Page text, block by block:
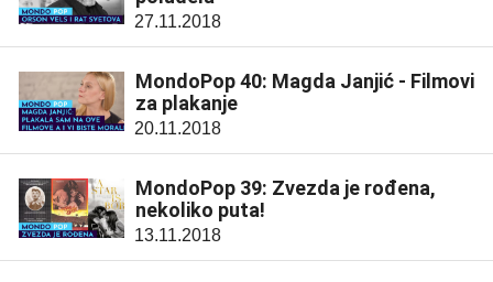
27.11.2018
MondoPop 40: Magda Janjić - Filmovi
za plakanje
20.11.2018
MondoPop 39: Zvezda je rođena,
nekoliko puta!
13.11.2018